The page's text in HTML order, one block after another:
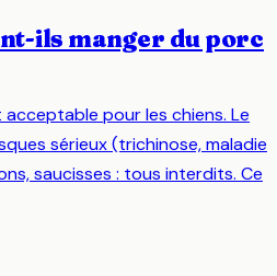
ils manger du porc
pour les chiens. Le
sérieux (trichinose, maladie
saucisses : tous interdits. Ce